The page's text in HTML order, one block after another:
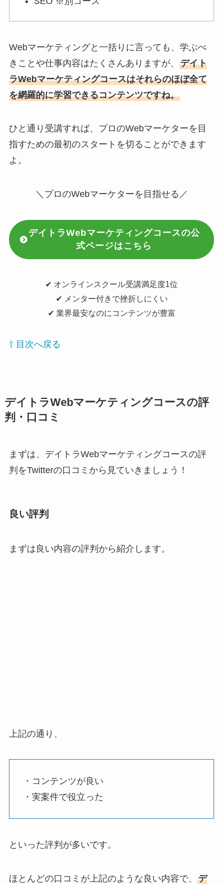
Webマーケティングと一括りに言っても、学ぶべ
きことや仕事内容はたくさんありますが、 デイト
ラWebマーケティングコースはそれらのほぼ全て
を網羅的に学習できるコンテンツですね。
ひと通り受講すれば、プロのWebマーケターを目
指すための最初のスタートを切ることができます
よ。
＼プロのWebマーケターを目指せる／
デイトラWebマーケティングコースの公
式ページはこちら
✔︎ オンラインスクール受講満足度1位
✔︎ メンター付きで挫折しにくい
✔︎ 業界最安なのにコンテンツが豊富
⇧ 目次へ戻る
デイトラWebマーケティングコースの評
判・口コミ
まずは、デイトラWebマーケティングコースの評
判をTwitterの口コミから見ていきましょう！
良い評判
まずは良い内容の評判から紹介します。
上記の通り、
・コンテンツが良い
・実案件で役立った
といった評判が多いです。
ほとんどの口コミが上記のような良い内容で、 デ